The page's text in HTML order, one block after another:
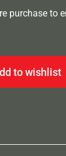
purchase to
to wishlist